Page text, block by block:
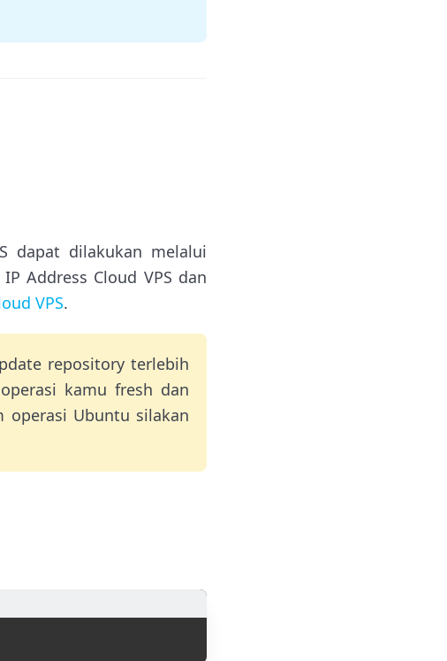
dapat dilakukan melalui
Address Cloud VPS dan
VPS.
repository terlebih
kamu fresh dan
operasi Ubuntu silakan